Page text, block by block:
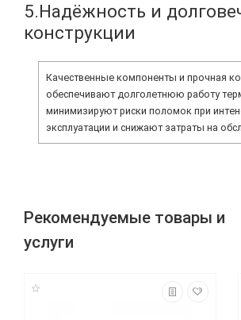
5.Надёжность и
конструкции
Качественные компоненты и прочная
обеспечивают долголетнюю работу
минимизируют риски поломок при
эксплуатации и снижают затраты на
Рекомендуемые товары и
услуги